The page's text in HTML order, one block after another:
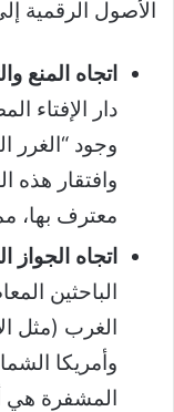
الأصول الرقمية
اتجاه المنع
دار الإفتاء
وجود “الغرر
وافتقار هذه
معترف بها،
اتجاه
الباحثين
الغرب (مثل
وأمريكا
المشفرة هي